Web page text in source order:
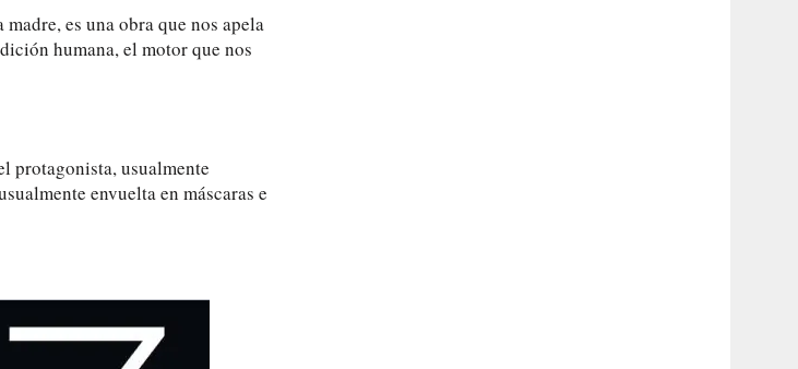
es una obra que nos apela
humana, el motor que nos
protagonista, usualmente
envuelta en máscaras e